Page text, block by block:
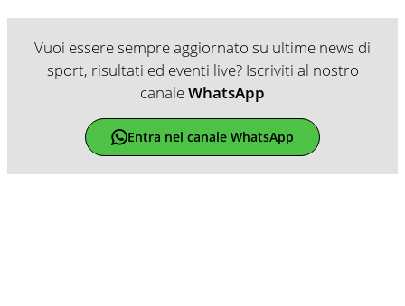
Vuoi essere sempre aggiornato su ultime news di
sport, risultati ed eventi live? Iscriviti al nostro
canaleWhatsApp
Entra nel canale WhatsApp